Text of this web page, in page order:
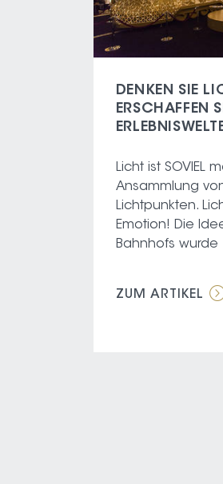
DENKEN SIE
ERSCHAFFEN
Licht ist SOVIEL
Ansammlung
Lichtpunkten.
Emotion! Die
Bahnhofs wurde
ZUM ARTIKEL